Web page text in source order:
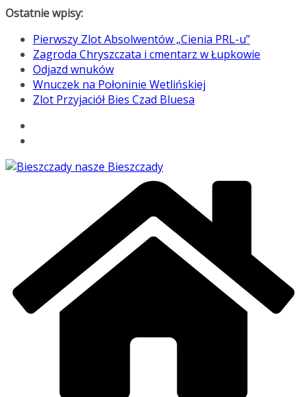
Przejdź
treści
Ostatnie wpisy:
Pierwszy Zlot Absolwentów „Cienia PRL-u”
Zagroda Chryszczata i cmentarz w Łupkowie
Odjazd wnuków
Wnuczek na Połoninie Wetlińskiej
Zlot Przyjaciół Bies Czad Bluesa